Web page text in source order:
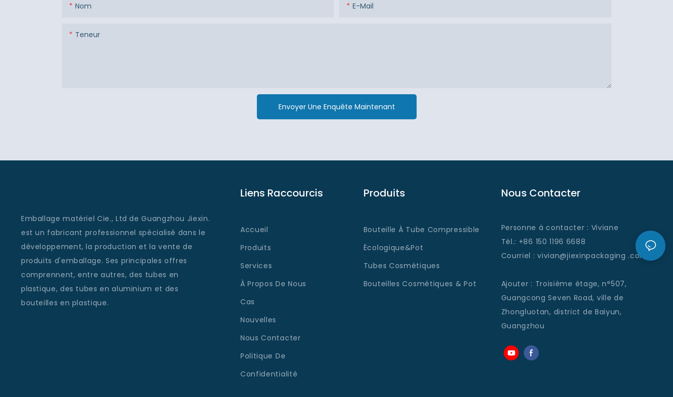
Nom E-Mail
Teneur
Envoyer Une Enquête Maintenant
Emballage matériel Cie., Ltd de Guangzhou Jiexin.
est un fabricant professionnel spécialisé dans le
développement, la production et la vente de
produits d'emballage. Ses principales offres
comprennent, entre autres, des tubes en
plastique, des tubes en aluminium et des
bouteilles en plastique.
Liens Raccourcis
Accueil
Produits
Services
À Propos De Nous
Cas
Nouvelles
Nous Contacter
Politique De
Confidentialité
Produits
Bouteille À Tube Compressible
Écologique&Pot
Tubes Cosmétiques
Bouteilles Cosmétiques & Pot
Nous Contacter
Personne à contacter : Viviane
Tél.: +86 150 1196 6688
Courriel : vivian@jiexinpackaging .com
Ajouter : Troisième étage, n°507,
Guangcong Seven Road, ville de
Zhongluotan, district de Baiyun,
Guangzhou